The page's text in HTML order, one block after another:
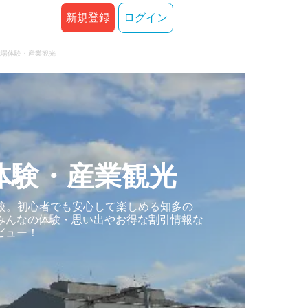
新規登録 ログイン
体験・産業観光
験・産業観光
初心者でも安心して楽しめる知多の
なの体験・思い出やお得な割引情報な
ュー！